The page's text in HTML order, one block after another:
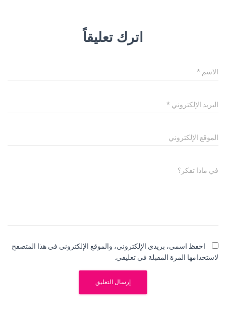
اترك تعليقاً
الاسم *
البريد الإلكتروني *
الموقع الإلكتروني
في ماذا تفكر؟
احفظ اسمي، بريدي الإلكتروني، والموقع الإلكتروني في هذا المتصفح
لاستخدامها المرة المقبلة في تعليقي.